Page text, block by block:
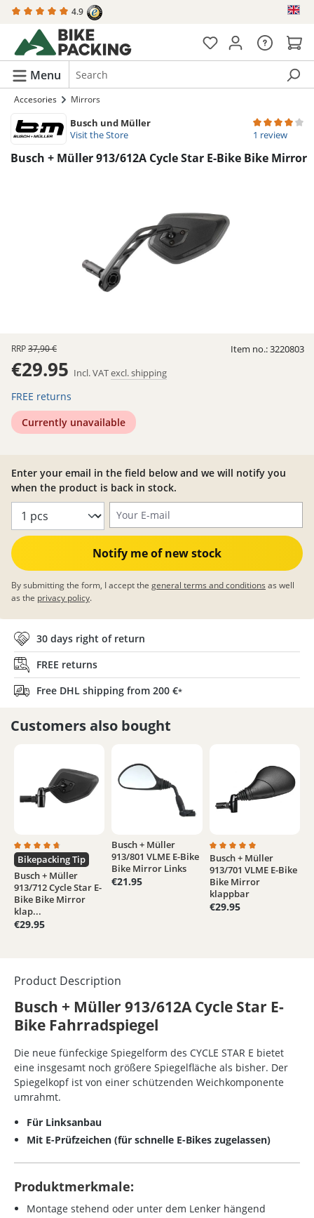
content 4.9
Menu
Accesories Mirrors
Busch und Müller
Visit the Store
Busch + Müller 913/612A Cycle Star E-Bike Bike Mirror
Average
1 review
RRP37,90 €
€29.95 Incl. VATexcl. shipping
FREE returns
Currently unavailable
Enter your email in the field below and we will notify you
when the product is back in stock.
Notify me of new stock
By submitting the form, I accept the general terms and conditions as well
as the privacy policy.
Item no.:3220803
30 days right of return
FREE returns
Free DHL shipping from 200 €*
Customers also bought
Average rating of 4.8 out of 5 stars
Bikepacking Tip
Busch + Müller
913/712 Cycle Star E-
Bike Bike Mirror
klap...
€29.95
Busch + Müller
913/801 VLME E-Bike
Bike Mirror Links
€21.95
Average rating of 5
Busch + Müller
913/701 VLME E-Bike
Bike Mirror
klappbar
€29.95
Product Description
Busch + Müller 913/612A Cycle Star E-
Bike Fahrradspiegel
Die neue fünfeckige Spiegelform des CYCLE STAR E bietet
eine insgesamt noch größere Spiegelfläche als bisher. Der
Spiegelkopf ist von einer schützenden Weichkomponente
umrahmt.
Für Linksanbau
Mit E-Prüfzeichen (für schnelle E-Bikes zugelassen)
Produktmerkmale:
Montage stehend oder unter dem Lenker hängend